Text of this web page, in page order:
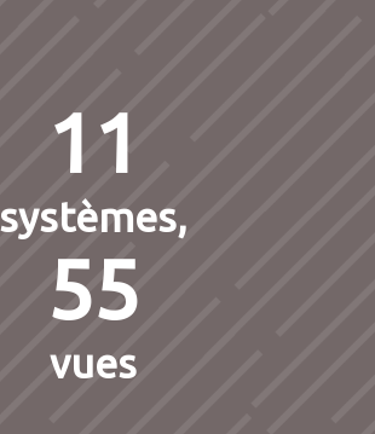
11
systèmes,
55
vues